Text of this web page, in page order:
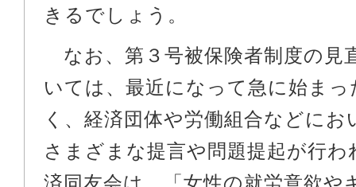
きるでしょう。
なお、第３号被保険者制度の見
いては、最近になって急に始ま
く、経済団体や労働組合などに
さまざまな提言や問題提起が行